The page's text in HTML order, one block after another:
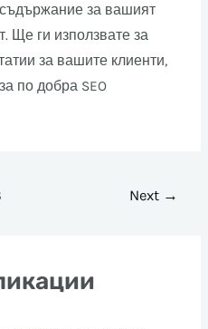
за вашият
Ще ги използвате за
за вашите клиенти,
по добра SEO
Next →